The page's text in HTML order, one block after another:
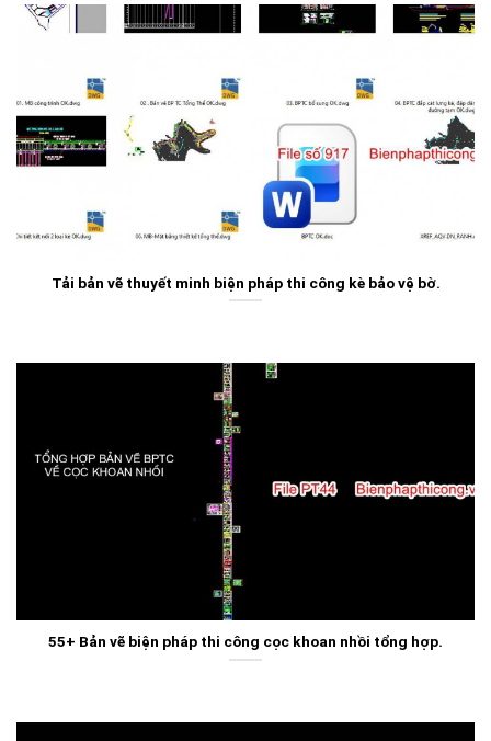
Tải bản vẽ thuyết minh biện pháp thi công kè bảo vệ bờ.
55+ Bản vẽ biện pháp thi công cọc khoan nhồi tổng hợp.